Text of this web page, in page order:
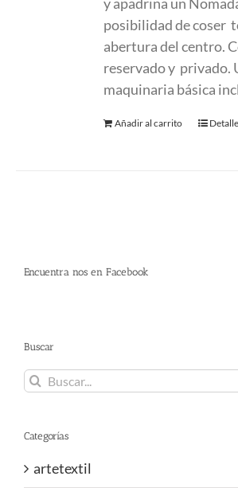
posibilidad de coser
abertura del centro.
reservado y privado.
maquinaria básica
Añadir al carrito
Encuentra nos en Facebook
Buscar
Buscar:
Categorías
artetextil